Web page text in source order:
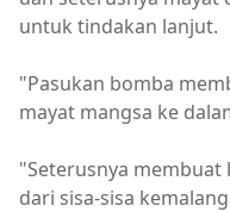
untuk tindakan lanjut.
"Pasukan bomba
mayat mangsa ke
"Seterusnya
dari sisa-sisa